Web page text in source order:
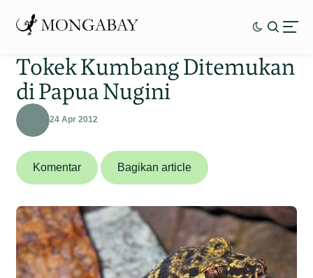
Tokek Kumbang Ditemukan
di Papua Nugini
24 Apr 2012
Komentar Bagikan article